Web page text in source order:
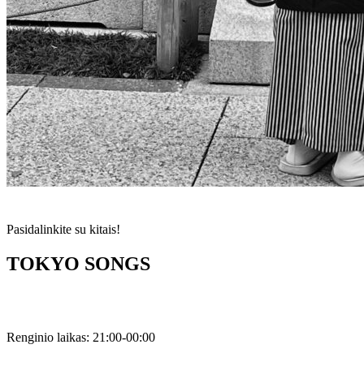
Pasidalinkite su kitais!
TOKYO SONGS
Renginio laikas: 21:00-00:00